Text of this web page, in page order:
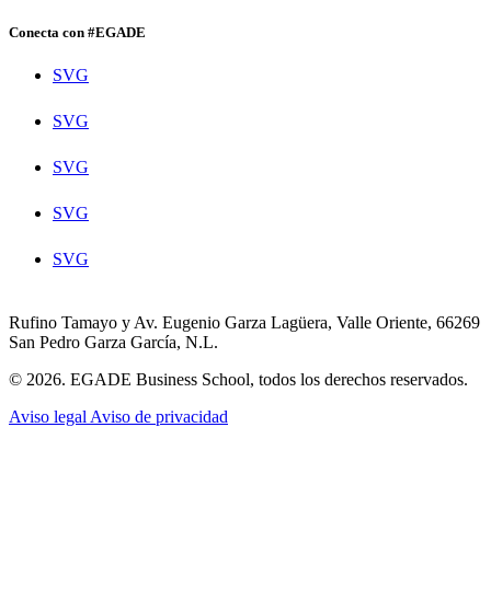
Conecta con #EGADE
SVG
SVG
SVG
SVG
SVG
Rufino Tamayo y Av. Eugenio Garza Lagüera, Valle Oriente, 66269
San Pedro Garza García, N.L.
© 2026. EGADE Business School, todos los derechos reservados.
Aviso legal Aviso de privacidad